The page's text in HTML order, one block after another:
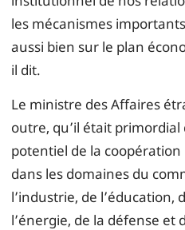
les mécanismes
aussi bien sur le plan
il dit.
Le ministre des Affaires
outre, qu’il était primordial
potentiel de la
dans les domaines du
l’industrie, de l’éducation,
l’énergie, de la défense et